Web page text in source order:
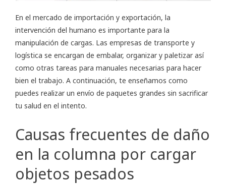
En el mercado de importación y exportación, la
intervención del humano es importante para la
manipulación de cargas. Las empresas de transporte y
logística se encargan de embalar, organizar y paletizar así
como otras tareas para manuales necesarias para hacer
bien el trabajo. A continuación, te enseñamos como
puedes realizar un envío de paquetes grandes sin sacrificar
tu salud en el intento.
Causas frecuentes de daño
en la columna por cargar
objetos pesados